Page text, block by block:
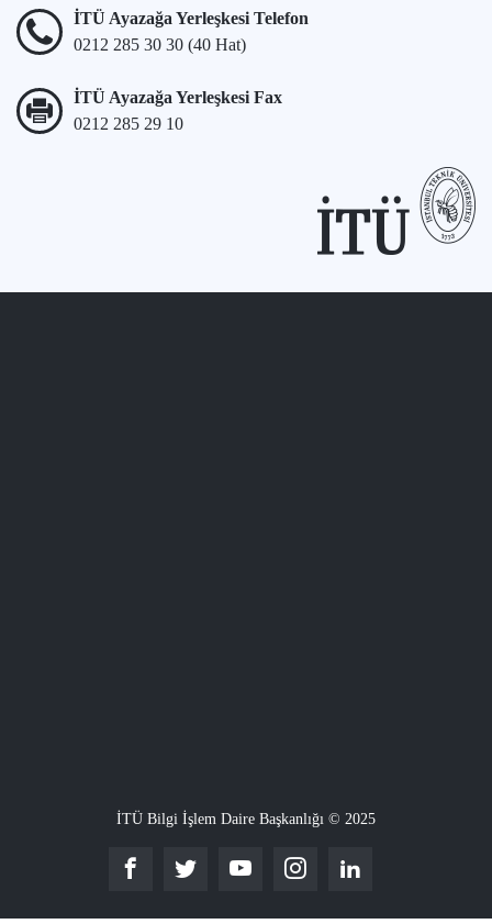
İTÜ Ayazağa Yerleşkesi Telefon
0212 285 30 30 (40 Hat)
İTÜ Ayazağa Yerleşkesi Fax
0212 285 29 10
İTÜ Bilgi İşlem Daire Başkanlığı © 2025